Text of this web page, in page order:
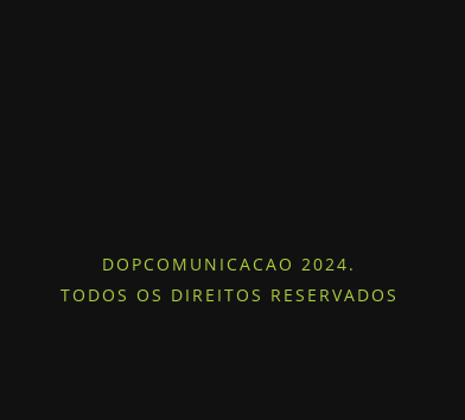
DOPCOMUNICACAO 2024.
TODOS OS DIREITOS RESERVADOS